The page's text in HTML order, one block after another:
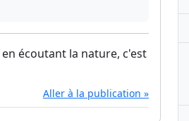
écoutant la nature, c'est
Aller à la publication »